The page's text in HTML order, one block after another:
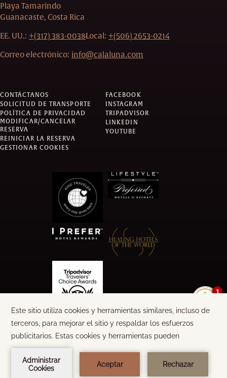
RESERVA AHORA
Playa Tamarindo
Guanacaste, Costa Rica
EE. UU.: +(317) 383-0038Local: +(506) 2653-0214
Correo electrónico: info@calaluna.com
CONTÁCTANOS
SOLICITUD DE TRANSPORTE
POLÍTICA DE PRIVACIDAD
MODIFICAR/CANCELAR
RESERVA
REINICIAR LA RESERVA
GESTIONAR COOKIES
FACEBOOK
INSTAGRAM
TRIPADVISOR
LINKEDIN
YOUTUBE
TEXTO Y DISEÑO: STEEL BROTHERS
DESARROLLADO POR
1